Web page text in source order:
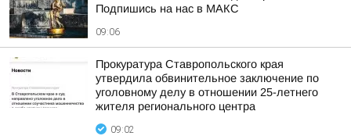
Подпишись на нас в МАКС
09:06
Прокуратура Ставропольского края
утвердила обвинительное заключение по
уголовному делу в отношении 25-летнего
жителя регионального центра
09:02